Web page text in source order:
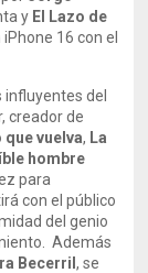
y El Lazo de
16 con el
del
creador de
que vuelva, La
hombre
para
con el público
del genio
Además
Becerril, se